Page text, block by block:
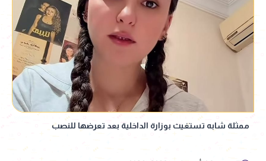
ممثلة شابه تستغيث بوزارة الداخلية بعد تعرضها للنصب